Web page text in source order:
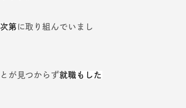
第に取り組んでいまし
が見つからず就職もした